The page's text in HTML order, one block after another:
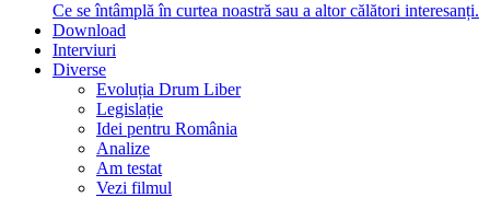
Ce se întâmplă în curtea noastră sau a altor călători interesanți.
Download
Interviuri
Diverse
Evoluția Drum Liber
Legislație
Idei pentru România
Analize
Am testat
Vezi filmul